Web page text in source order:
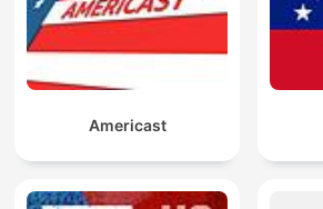
Americast